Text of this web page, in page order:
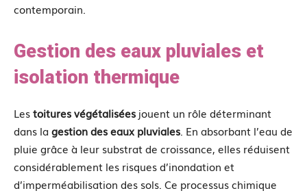
contemporain.
Gestion des eaux pluviales et
isolation thermique
Lestoitures végétalisées jouent un rôle déterminant
dans la gestion des eaux pluviales. En absorbant l’eau de
pluie grâce à leur substrat de croissance, elles réduisent
considérablement les risques d’inondation et
d’imperméabilisation des sols. Ce processus chimique